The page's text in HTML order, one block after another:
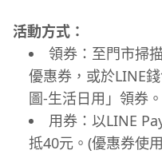
活動方式：
領券：至門市掃
優惠券，或於LINE
圖-生活日用」領券。
用券：以LINE
抵40元。(優惠券使